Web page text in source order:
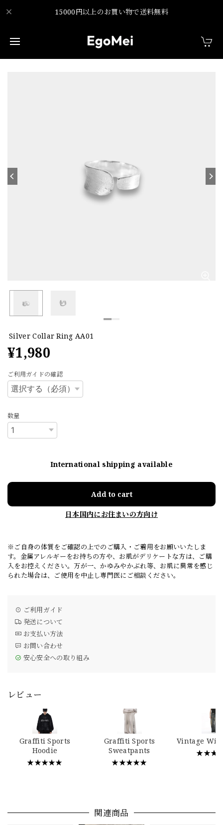
15000円以上のお買い物で送料無料
Silver Collar Ring AA01
¥1,980
ご利用ガイドの確認
数量
International shipping available
Add to cart
日本国内にお住まいの方向け
※ご自身の体質をご確認の上でのご購入・ご着用をお願いいたしま
す。金属アレルギーをお持ちの方や、お肌がデリケートな方は、ご購
入をお控えください。万が一、かゆみやかぶれ等、お肌に異常を感じ
られた場合は、ご使用を中止し専門医にご相談ください。
ご利用ガイド
発送について
お支払い方法
お問い合わせ
安心安全への取り組み
レビュー
Graffiti Sports
Hoodie
★★★★★
Graffiti Sports
Sweatpants
★★★★★
Vintage
関連商品